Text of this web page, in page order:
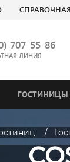
СПРАВОЧНАЯ
707-55-86
ЛИНИЯ
ГОСТИНИЦЫ